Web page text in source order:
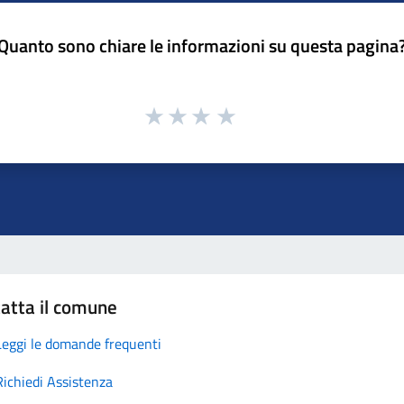
sono chiare le informazioni su questa
il comune
le domande frequenti
Assistenza